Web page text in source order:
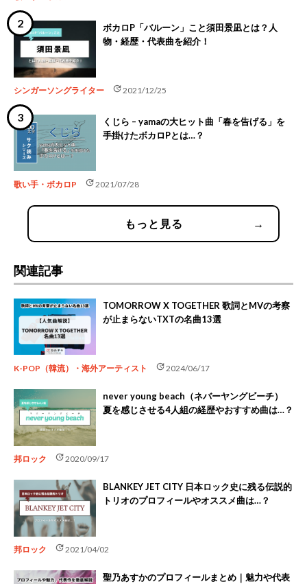
ボカロP「バルーン」こと須田景凪とは？人
物・経歴・代表曲を紹介！
シンガーソングライター update2021/12/25
くじら – yamaの大ヒット曲「春を告げる」を
手掛けたボカロPとは…？
歌い手・ボカロP update2021/07/28
もっと見る →
関連記事
TOMORROW X TOGETHER 歌詞とMVの考察
が止まらないTXTの名曲13選
K-POP（韓流）・海外アーティスト update2024/06/17
never young beach（ネバーヤングビーチ）
夏を感じさせる4人組の経歴やおすすめ曲は…？
邦ロック update2020/09/17
BLANKEY JET CITY 日本ロック史に残る伝説的
トリオのプロフィールやオススメ曲は…？
邦ロック update2021/04/02
聖乃あすかのプロフィールまとめ｜魅力や代表